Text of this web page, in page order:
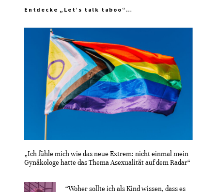
Entdecke „Let’s talk taboo“…
„Ich fühle mich wie das neue Extrem: nicht einmal mein
Gynäkologe hatte das Thema Asexualität auf dem Radar“
“Woher sollte ich als Kind wissen, dass es